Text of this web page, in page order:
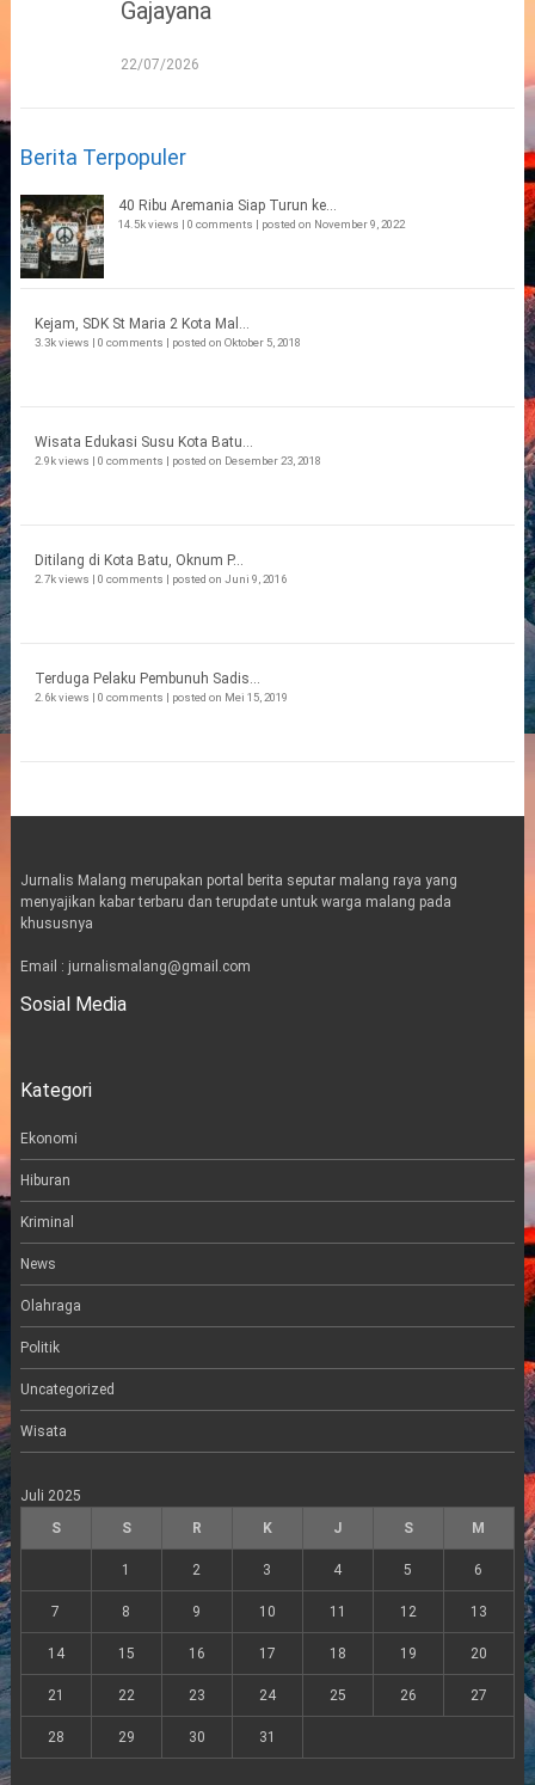
Gajayana
22/07/2026
Berita Terpopuler
40 Ribu Aremania Siap Turun ke...
14.5k views | 0 comments | posted on November 9, 2022
Kejam, SDK St Maria 2 Kota Mal...
3.3k views | 0 comments | posted on Oktober 5, 2018
Wisata Edukasi Susu Kota Batu...
2.9k views | 0 comments | posted on Desember 23, 2018
Ditilang di Kota Batu, Oknum P...
2.7k views | 0 comments | posted on Juni 9, 2016
Terduga Pelaku Pembunuh Sadis...
2.6k views | 0 comments | posted on Mei 15, 2019
Jurnalis Malang merupakan portal berita seputar malang raya yang
menyajikan kabar terbaru dan terupdate untuk warga malang pada
khususnya
Email : jurnalismalang@gmail.com
Sosial Media
i
t
e
r
s
a
g
r
a
m
a
l
Kategori
Ekonomi
Hiburan
Kriminal
News
Olahraga
Politik
Uncategorized
Wisata
Juli 2025
S
S R K J S M
1 2 3 4 5 6
7 8 9 10 11 12 13
14 15 16 17 18 19 20
21 22 23 24 25 26 27
28 29 30 31